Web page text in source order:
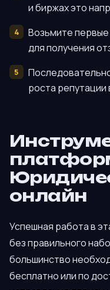
и биржах это
Возьмите первые
для получения
роста
онлайн
Успешная работа в
без правильного
большинство
бесплатно или по